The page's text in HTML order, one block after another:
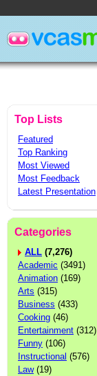
Top Lists
Featured
Top Ranking
Most Viewed
Most Feedback
Latest Presentation
Categories
ALL (7,276)
Academic (3491)
Animation (169)
Arts (315)
Business (433)
Cooking (46)
Entertainment (312)
Funny (106)
Instructional (576)
Law(19)